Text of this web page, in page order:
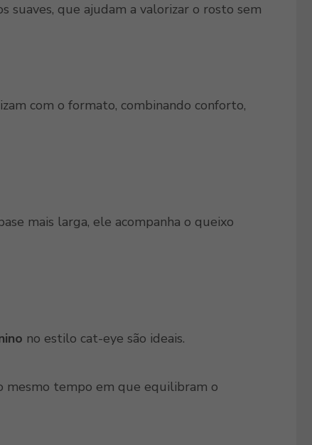
suaves, que ajudam a valorizar o rosto sem
com o formato, combinando conforto,
mais larga, ele acompanha o queixo
no estilo cat-eye são ideais.
mesmo tempo em que equilibram o